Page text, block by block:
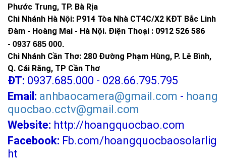
Phước Trung, TP. Bà Rịa
Chi Nhánh Hà Nội: P914 Tòa Nhà CT4C/X2 KĐT Bắc Linh
Đàm - Hoàng Mai - Hà Nội. Điện Thoại : 0912 526 586
- 0937 685 000.
Chi Nhánh Cần Thơ: 280 Đường Phạm Hùng, P. Lê Bình,
Q. Cái Răng, TP Cần Thơ
ĐT: 0937.685.000 - 028.66.795.795
Email: anhbaocamera@gmail.com - hoang
quocbao.cctv@gmail.com
Website: http://hoangquocbao.com
Facebook: Fb.com/hoangquocbaosolarlig
ht